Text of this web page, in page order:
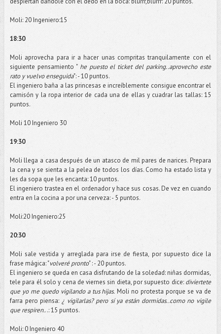
Moli: 20 Ingeniero:15
18:30
Moli aprovecha para ir a hacer unascompritas tranquilamente con el
siguiente pensamiento " he puesto el ticketdel parking..aprovecho este
rato y vuelvo enseguida": - 10 puntos.
El ingeniero baña a las princesas eincreíblemente consigue encontrar el
camisón y la ropa interior de cada una de ellas y cuadrar las tallas: 15
puntos.
Moli 10 Ingeniero 30
19:30
Moli llega a casa después de un atasco de mil pares de narices. Prepara
la cena y se sienta a la pelea de todos los días. Como ha estado lista y
les da sopa que les encanta: 10 puntos.
El ingeniero trastea en el ordenador y hace sus cosas. De vez en cuando
entra en la cocina a por una cerveza: - 5 puntos.
Moli:20 Ingeniero:25
20:30
Moli sale vestida y arreglada para irse de fiesta, por supuesto dice la
frase mágica: "volveré pronto" : - 20 puntos.
El ingeniero se queda en casa disfrutando de la soledad: niñas dormidas,
tele para él solo y cena de viernes sin dieta, por supuesto dice: divíertete
que yo me quedo vigilando a tus hijas. Moli no protesta porque se va de
farra pero piensa: ¿ vigilarlas? pero sí ya están dormidas..como no vigile
que respiren...: 15 puntos.
Moli: 0 Ingeniero 40